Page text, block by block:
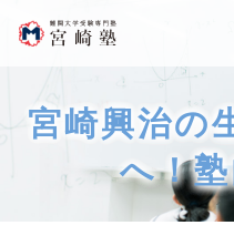
宮崎興治の
へ！